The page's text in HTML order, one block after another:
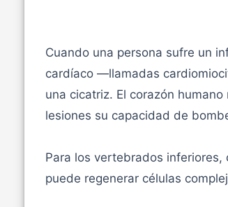
Cuando una persona sufre un
cardíaco —llamadas
una cicatriz. El corazón
lesiones su capacidad de
Para los vertebrados
puede regenerar células